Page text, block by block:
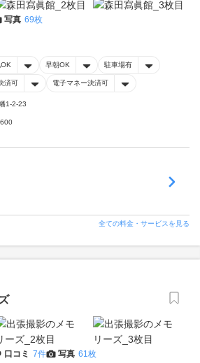
写真 69枚
早朝OK 駐車場有
済可 電子マネー決済可
1-2-23
全ての料金・サービスを見る
口コミ 7件 写真 61枚